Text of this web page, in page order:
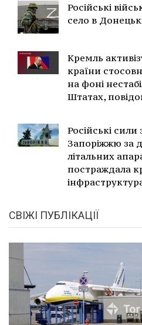
Російські
село в
Кремль
країни
на фоні
Штатах,
Російські
Запоріжжю за
літальних
постраждала
СВІЖІ ПУБЛІКАЦІЇ